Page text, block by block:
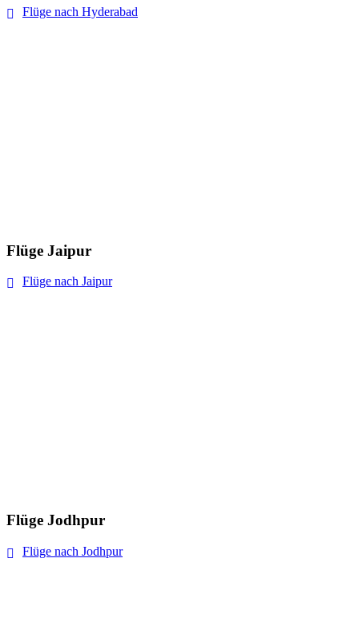
Flüge nach Hyderabad
Flüge Jaipur
Flüge nach Jaipur
Flüge Jodhpur
Flüge nach Jodhpur